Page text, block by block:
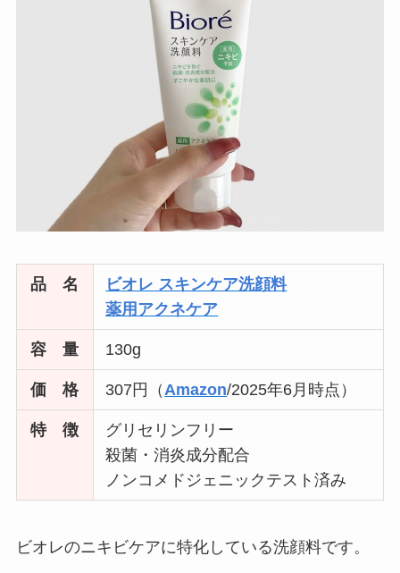
品 名
ビオレ スキンケア洗顔料
薬用アクネケア
容 量 130g
価 格 307円（Amazon/2025年6月時点）
特 徴
グリセリンフリー
殺菌・消炎成分配合
ノンコメドジェニックテスト済み
ビオレのニキビケアに特化している洗顔料です。